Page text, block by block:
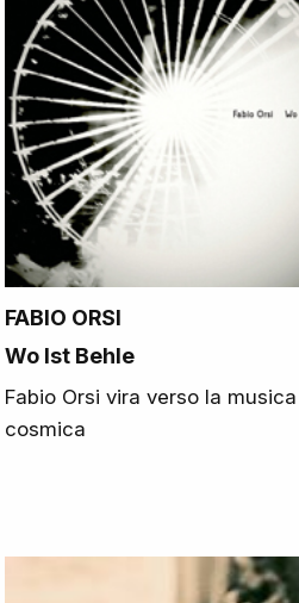
FABIO ORSI
Wo Ist Behle
Fabio Orsi vira verso la musica
cosmica